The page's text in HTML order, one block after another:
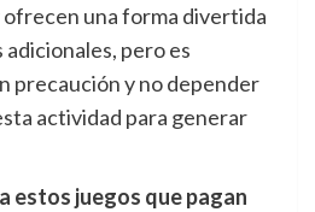
ofrecen una forma divertida
pero es
precaución y no depender
actividad para generar
estos juegos que pagan